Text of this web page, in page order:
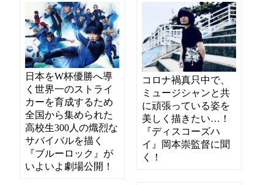
日本をW杯優勝へ導
く世界一のストライ
カーを育成するため
全国から集められた
高校生300人の熾烈な
サバイバルを描く
『ブルーロック』が
いよいよ劇場公開！
コロナ禍真只中で、
ミュージシャンと共
に頑張っている姿を
美しく描きたい…！
『ディスコーズハ
イ』岡本崇監督に聞
く！